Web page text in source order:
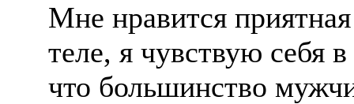
Мне нравится
теле, я чувствую себя
что большинство